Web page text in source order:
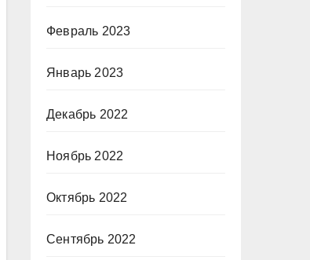
Февраль 2023
Январь 2023
Декабрь 2022
Ноябрь 2022
Октябрь 2022
Сентябрь 2022